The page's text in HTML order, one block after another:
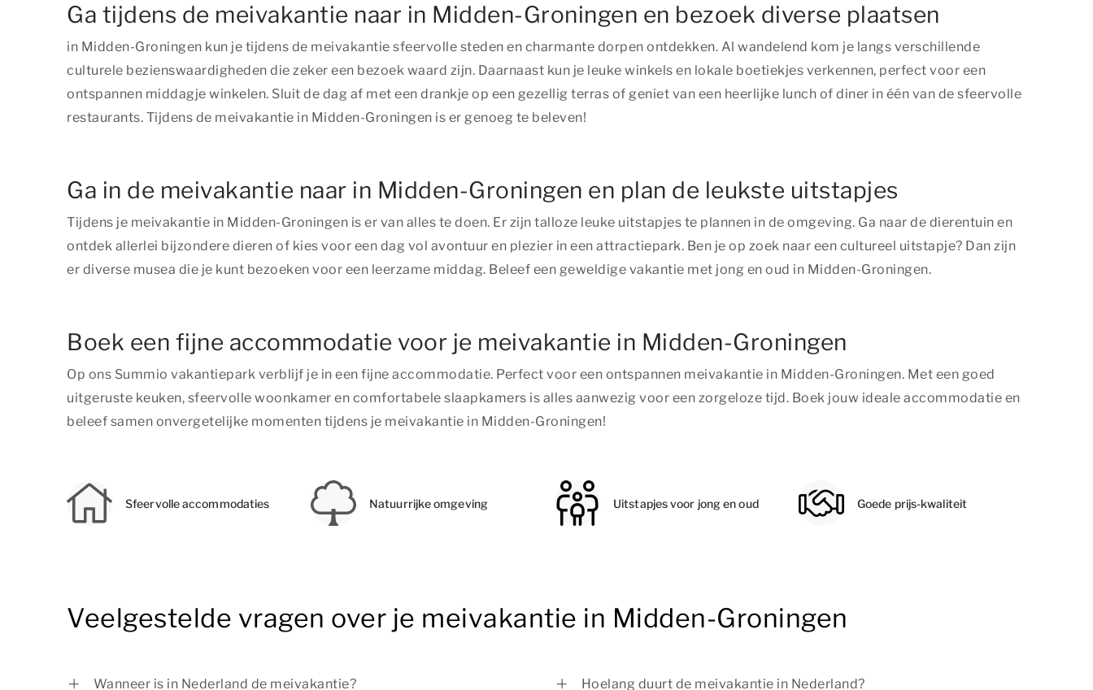
Ga tijdens de meivakantie naar in Midden-Groningen en bezoek diverse plaatsen
in Midden-Groningen kun je tijdens de meivakantie sfeervolle steden en charmante dorpen ontdekken. Al wandelend kom je langs verschillende
culturele bezienswaardigheden die zeker een bezoek waard zijn. Daarnaast kun je leuke winkels en lokale boetiekjes verkennen, perfect voor een
ontspannen middagje winkelen. Sluit de dag af met een drankje op een gezellig terras of geniet van een heerlijke lunch of diner in één van de sfeervolle
restaurants. Tijdens de meivakantie in Midden-Groningen is er genoeg te beleven!
Ga in de meivakantie naar in Midden-Groningen en plan de leukste uitstapjes
Tijdens je meivakantie in Midden-Groningen is er van alles te doen. Er zijn talloze leuke uitstapjes te plannen in de omgeving. Ga naar de dierentuin en
ontdek allerlei bijzondere dieren of kies voor een dag vol avontuur en plezier in een attractiepark. Ben je op zoek naar een cultureel uitstapje? Dan zijn
er diverse musea die je kunt bezoeken voor een leerzame middag. Beleef een geweldige vakantie met jong en oud in Midden-Groningen.
Boek een fijne accommodatie voor je meivakantie in Midden-Groningen
Op ons Summio vakantiepark verblijf je in een fijne accommodatie. Perfect voor een ontspannen meivakantie in Midden-Groningen. Met een goed
uitgeruste keuken, sfeervolle woonkamer en comfortabele slaapkamers is alles aanwezig voor een zorgeloze tijd. Boek jouw ideale accommodatie en
beleef samen onvergetelijke momenten tijdens je meivakantie in Midden-Groningen!
Sfeervolle accommodaties Natuurrijke omgeving Uitstapjes voor jong en oud Goede prijs-kwaliteit
Veelgestelde vragen over je meivakantie in Midden-Groningen
Wanneer is in Nederland de meivakantie? Hoelang duurt de meivakantie in Nederland?